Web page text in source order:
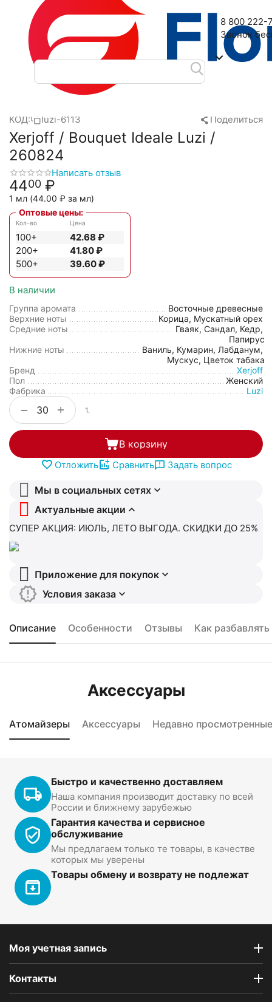
Наш адрес: 2-я Дубровская улица, 6
8 800 222-
Звонок
КОД: luzi-6113 Поделиться
Xerjoff / Bouquet Ideale Luzi /
260824
Написать отзыв
4400 ₽
1 мл (44.00 ₽ за мл)
Оптовые цены:
Кол-во
100+
200+
500+
Цена
42.68 ₽
41.80₽
39.60₽
В наличии
Группа аромата
Восточные древесные
Верхние ноты
Корица, Мускатный орех
Средние ноты
Гваяк, Сандал, Кедр,
Папирус
Нижние ноты
Ваниль, Кумарин, Лабданум,
Мускус, Цветок табака
Бренд
Xerjoff
Пол
Женский
Фабрика
Luzi
+
− 1.
В корзину
Отложить Сравнить Задать вопрос
Мы в социальных сетях
Актуальные акции
СУПЕР АКЦИЯ: ИЮЛЬ, ЛЕТО ВЫГОДА. СКИДКИ ДО 25%
Приложение для покупок
Условия заказа
Описание Особенности Отзывы Как
Аксессуары
Атомайзеры Аксессуары Недавно просмотренные
Быстро и качественно доставляем
Наша компания производит доставку по всей
России и ближнему зарубежью
Гарантия качества и сервисное
обслуживание
Мы предлагаем только те товары, в качестве
которых мы уверены
Товары обмену и возврату не подлежат
Моя учетная запись
Контакты